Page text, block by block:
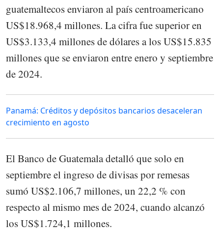
guatemaltecos enviaron al país centroamericano
US$18.968,4 millones. La cifra fue superior en
US$3.133,4 millones de dólares a los US$15.835
millones que se enviaron entre enero y septiembre
de 2024.
Panamá: Créditos y depósitos bancarios desaceleran
crecimiento en agosto
El Banco de Guatemala detalló que solo en
septiembre el ingreso de divisas por remesas
sumó US$2.106,7 millones, un 22,2 % con
respecto al mismo mes de 2024, cuando alcanzó
los US$1.724,1 millones.